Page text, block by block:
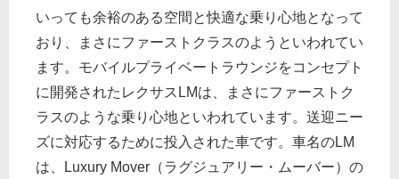
いっても余裕のある空間と快適な乗り心地となって
おり、まさにファーストクラスのようといわれてい
ます。モバイルプライベートラウンジをコンセプト
に開発されたレクサスLMは、まさにファーストク
ラスのような乗り心地といわれています。送迎ニー
ズに対応するために投入された車です。車名のLM
は、Luxury Mover（ラグジュアリー・ムーバー）の